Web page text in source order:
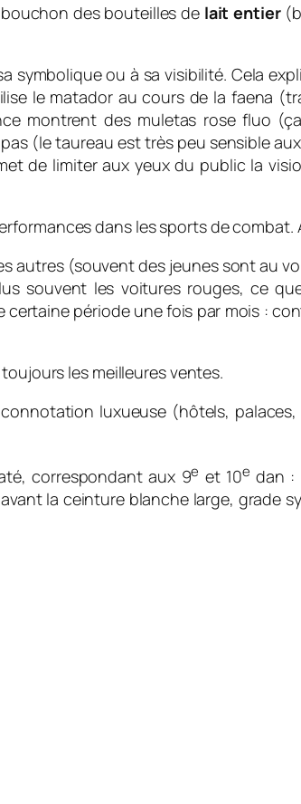
des bouteilles de lait entier
ou à sa visibilité. Cela
le matador au cours de la faena
montrent des muletas rose fluo
(le taureau est très peu sensible
de limiter aux yeux du public la
dans les sports de combat.
autres (souvent des jeunes sont au
souvent les voitures rouges, ce
période une fois par mois :
les meilleures ventes.
luxueuse (hôtels,
correspondant aux 9e et 10e dan :
la ceinture blanche large, grade